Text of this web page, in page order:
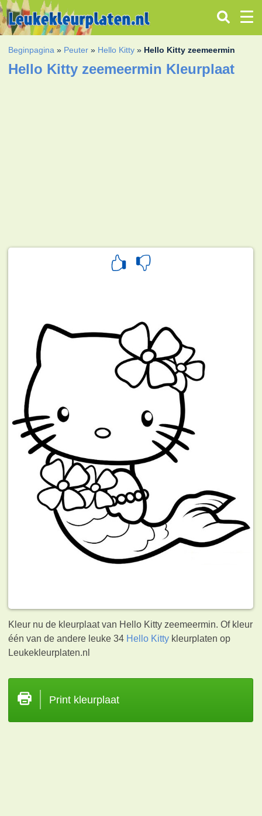
Beginpagina » Peuter » Hello Kitty » Hello Kitty zeemeermin
Hello Kitty zeemeermin Kleurplaat
Kleur nu de kleurplaat van Hello Kitty zeemeermin. Of kleur
één van de andere leuke 34 Hello Kitty kleurplaten op
Leukekleurplaten.nl
Print kleurplaat